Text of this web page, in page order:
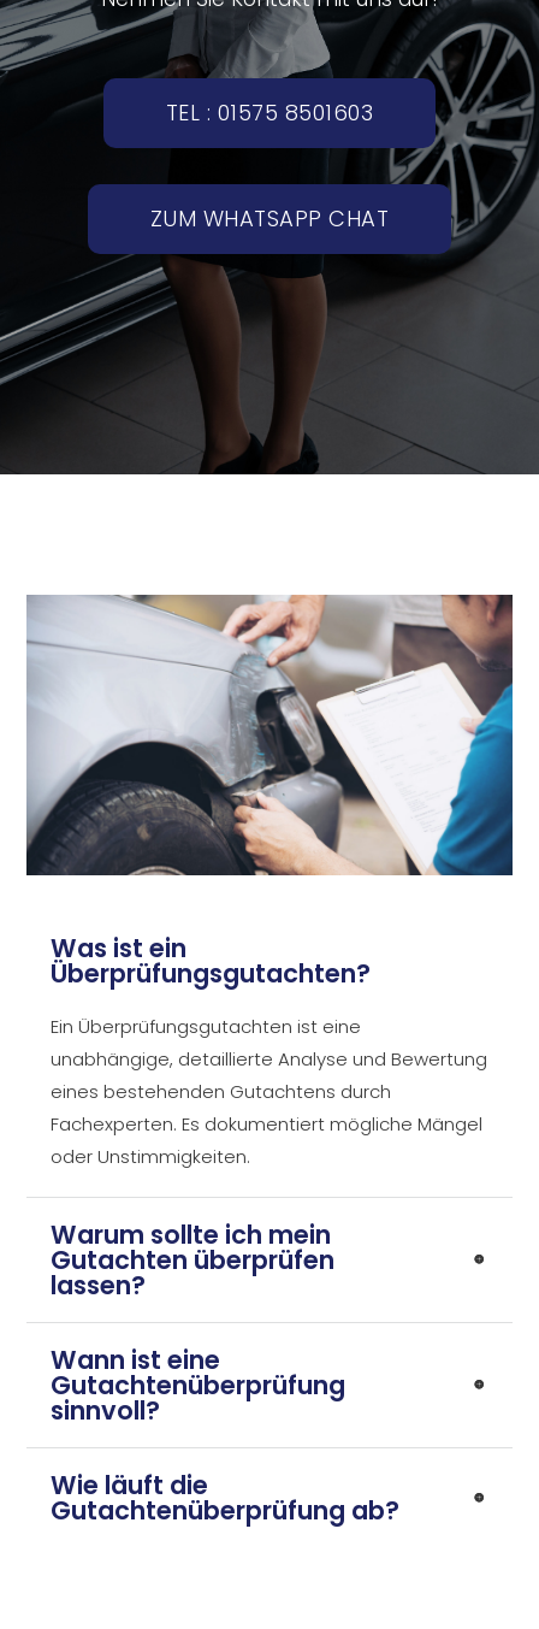
TEL : 01575 8501603
ZUM WHATSAPP CHAT
Was ist ein
Überprüfungsgutachten?
Ein Überprüfungsgutachten ist eine
unabhängige, detaillierte Analyse und Bewertung
eines bestehenden Gutachtens durch
Fachexperten. Es dokumentiert mögliche Mängel
oder Unstimmigkeiten.
Warum sollte ich mein
Gutachten überprüfen
lassen?
Wann ist eine
Gutachtenüberprüfung
sinnvoll?
Wie läuft die
Gutachtenüberprüfung ab?